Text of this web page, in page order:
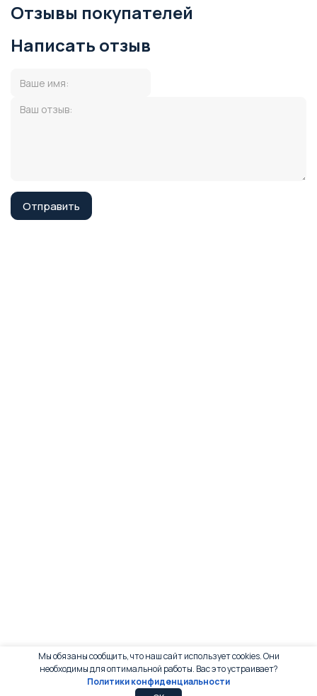
Отзывы покупателей
Написать отзыв
Отправить
Мы обязаны сообщить, что наш сайт использует cookies. Они
необходимы для оптимальной работы. Вас это устраивает?
Политики конфиденциальности